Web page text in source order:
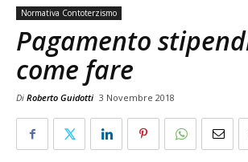
Normativa Contoterzismo
Pagamento
come fare
Di Roberto Guidotti 3 Novembre 2018